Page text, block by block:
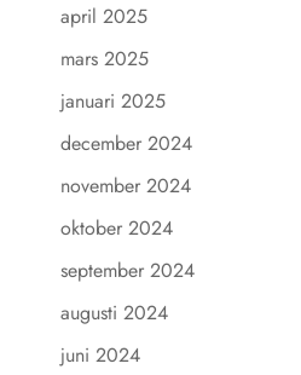
april 2025
mars 2025
januari 2025
december 2024
november 2024
oktober 2024
september 2024
augusti 2024
juni 2024